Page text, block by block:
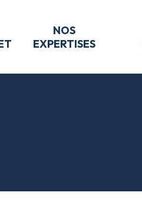
NOS
EXPERTISES